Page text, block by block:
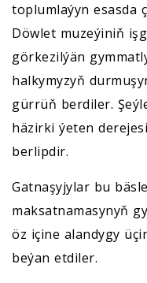
toplumlaýyn esasda
Döwlet muzeýiniň
görkezilýän
halkymyzyň
gürrüň berdiler.
häzirki ýeten
berlipdir.
Gatnaşyjylar bu
maksatnamasynyň
öz içine alandygy
beýan etdiler.